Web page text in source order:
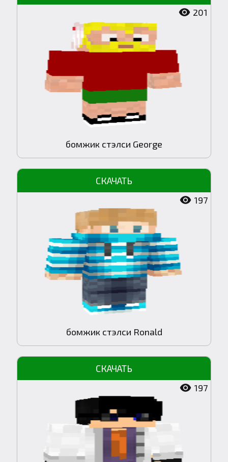
201
бомжик стэлси George
197
бомжик стэлси Ronald
197